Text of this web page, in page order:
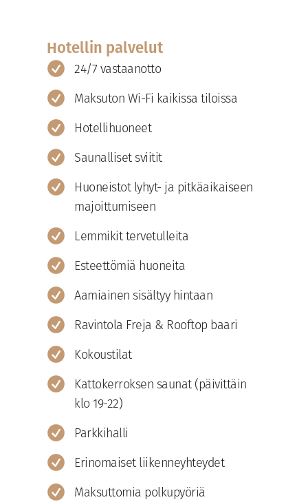
Hotellin palvelut
24/7 vastaanotto
Maksuton Wi-Fi kaikissa tiloissa
Hotellihuoneet
Saunalliset sviitit
Huoneistot lyhyt- ja pitkäaikaiseen
majoittumiseen
Lemmikit tervetulleita
Esteettömiä huoneita
Aamiainen sisältyy hintaan
Ravintola Freja & Rooftop baari
Kokoustilat
Kattokerroksen saunat (päivittäin
klo 19-22)
Parkkihalli
Erinomaiset liikenneyhteydet
Maksuttomia polkupyöriä